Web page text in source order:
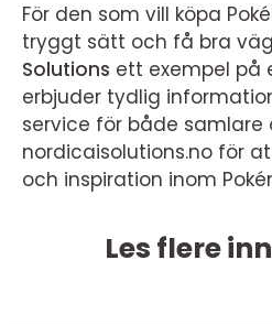
För den som vill köpa
tryggt sätt och få bra
Solutions ett exempel på
erbjuder tydlig
service för både samlare
nordicaisolutions.no för
och inspiration inom
Les flere